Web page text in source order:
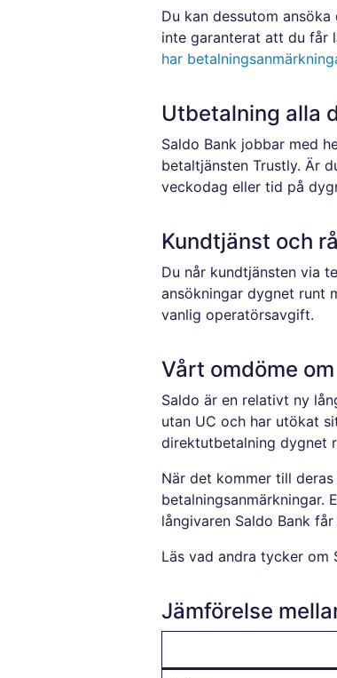
Du kan dessutom
inte garanterat att du får
har
Utbetalning alla
Saldo Bank jobbar med
betaltjänsten Trustly. Är
veckodag eller tid på
Kundtjänst och
Du når kundtjänsten via
ansökningar dygnet runt
vanlig operatörsavgift.
Vårt omdöme
Saldo är en relativt ny
utan UC och har utökat
direktutbetalning dygnet
När det kommer till
långivaren Saldo Bank
Läs vad andra tycker om
Jämförelse